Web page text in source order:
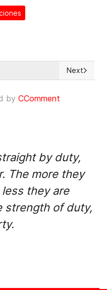
sobre la situación en
Next
Next
by CComment
by duty,
The more they
they are
strength of duty,